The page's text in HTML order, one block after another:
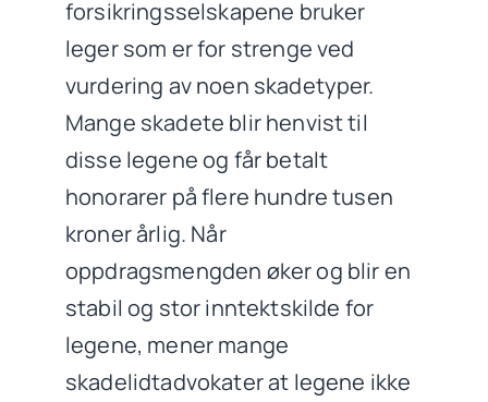
forsikringsselskapene bruker
leger som er for strenge ved
vurdering av noen skadetyper.
Mange skadete blir henvist til
disse legene og får betalt
honorarer på flere hundre tusen
kroner årlig. Når
oppdragsmengden øker og blir en
stabil og stor inntektskilde for
legene, mener mange
skadelidtadvokater at legene ikke